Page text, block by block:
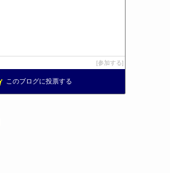
参加する
このブログに投票する